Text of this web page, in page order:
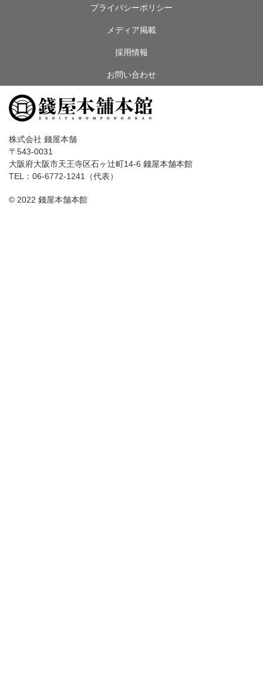
プライバシーポリシー
メディア掲載
採用情報
お問い合わせ
株式会社 錢屋本舗
〒543-0031
大阪府大阪市天王寺区石ヶ辻町14-6 錢屋本舗本館
TEL：06-6772-1241（代表）
© 2022 錢屋本舗本館